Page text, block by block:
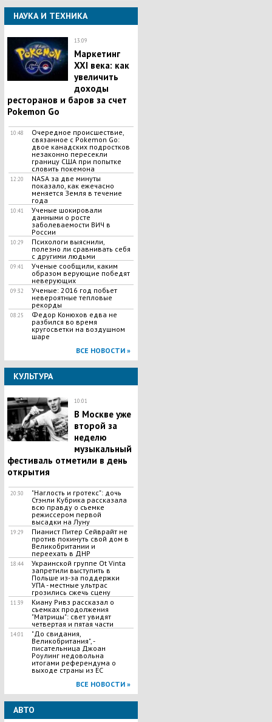
НАУКА И ТЕХНИКА
13:09
Маркетинг
XXI века: как
увеличить
доходы
ресторанов и баров за счет
Pokemon Go
10:48
Очередное происшествие,
связанное с Pokemon Go:
двое канадских подростков
незаконно пересекли
границу США при попытке
словить покемона
12:20
NASA за две минуты
показало, как ежечасно
меняется Земля в течение
года
10:41
Ученые шокировали
данными о росте
заболеваемости ВИЧ в
России
10:29
Психологи выяснили,
полезно ли сравнивать себя
с другими людьми
09:41
Ученые сообщили, каким
образом верующие победят
неверующих
09:32
Ученые: 2016 год побьет
невероятные тепловые
рекорды
08:25
Федор Конюхов едва не
разбился во время
кругосветки на воздушном
шаре
ВСЕ НОВОСТИ »
КУЛЬТУРА
10:01
В Москве уже
второй за
неделю
музыкальный
фестиваль отметили в день
открытия
20:30
"Наглость и гротекс": дочь
Стэнли Кубрика рассказала
всю правду о съемке
режиссером первой
высадки на Луну
19:29
Пианист Питер Сейврайт не
против покинуть свой дом в
Великобритании и
переехать в ДНР
18:44
Украинской группе Ot Vinta
запретили выступить в
Польше из-за поддержки
УПА - местные ультрас
грозились сжечь сцену
11:39
Киану Ривз рассказал о
съемках продолжения
"Матрицы": свет увидят
четвертая и пятая части
14:01
"До свидания,
Великобритания", -
писательница Джоан
Роулинг недовольна
итогами референдума о
выходе страны из ЕС
ВСЕ НОВОСТИ »
АВТО